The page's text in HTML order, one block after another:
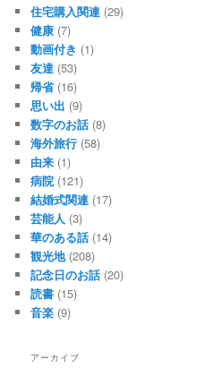
住宅購入関連 (29)
健康 (7)
動画付き (1)
友達 (53)
帰省(16)
思い出 (9)
数字のお話 (8)
海外旅行 (58)
由来 (1)
病院 (121)
結婚式関連 (17)
芸能人 (3)
華のある話 (14)
観光地(208)
記念日のお話 (20)
読書 (15)
音楽 (9)
アーカイブ